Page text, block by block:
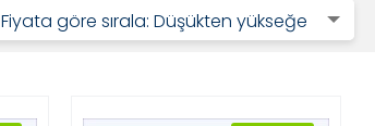
Fiyata göre sırala: Düşükten yükseğe